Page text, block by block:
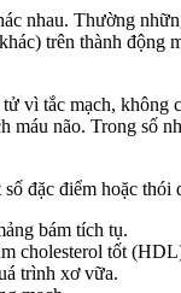
nhau. Thường
trên thành
tắc mạch,
não. Trong
đặc điểm hoặc
bám tích tụ.
cholesterol tốt
trình xơ vữa.